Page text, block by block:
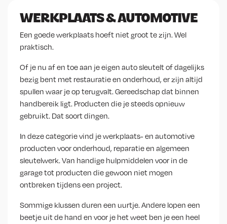
WERKPLAATS & AUTOMOTIVE
Een goede werkplaats hoeft niet groot te zijn. Wel
praktisch.
Of je nu af en toe aan je eigen auto sleutelt of dagelijks
bezig bent met restauratie en onderhoud, er zijn altijd
spullen waar je op terugvalt. Gereedschap dat binnen
handbereik ligt. Producten die je steeds opnieuw
gebruikt. Dat soort dingen.
In deze categorie vind je werkplaats- en automotive
producten voor onderhoud, reparatie en algemeen
sleutelwerk. Van handige hulpmiddelen voor in de
garage tot producten die gewoon niet mogen
ontbreken tijdens een project.
Sommige klussen duren een uurtje. Andere lopen een
beetje uit de hand en voor je het weet ben je een heel